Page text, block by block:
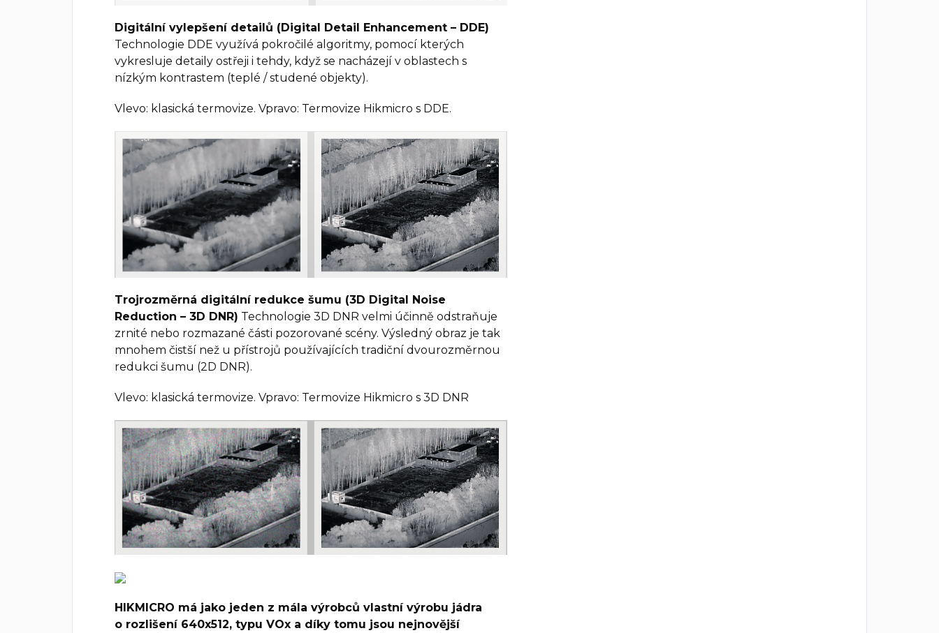
Digitální vylepšení detailů (Digital Detail Enhancement – DDE)
Technologie DDE využívá pokročilé algoritmy, pomocí kterých
vykresluje detaily ostřeji i tehdy, když se nacházejí v oblastech s
nízkým kontrastem (teplé / studené objekty).
Vlevo: klasická termovize. Vpravo: Termovize Hikmicro s DDE.
Trojrozměrná digitální redukce šumu (3D Digital Noise
Reduction – 3D DNR) Technologie 3D DNR velmi účinně odstraňuje
zrnité nebo rozmazané části pozorované scény. Výsledný obraz je tak
mnohem čistší než u přístrojů používajících tradiční dvourozměrnou
redukci šumu (2D DNR).
Vlevo: klasická termovize. Vpravo: Termovize Hikmicro s 3D DNR
HIKMICRO má jako jeden z mála výrobců vlastní výrobu jádra
o rozlišení 640x512, typu VOx a díky tomu jsou nejnovější